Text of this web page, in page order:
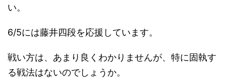
い。
6/5には藤井四段を応援しています。
戦い方は、あまり良くわかりませんが、特に固執す
る戦法はないのでしょうか。